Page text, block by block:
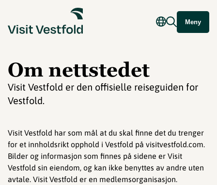
Meny
Om nettstedet
Visit Vestfold er den offisielle reiseguiden for
Vestfold.
Visit Vestfold har som mål at du skal finne det du trenger
for et innholdsrikt opphold i Vestfold på visitvestfold.com.
Bilder og informasjon som finnes på sidene er Visit
Vestfold sin eiendom, og kan ikke benyttes av andre uten
avtale. Visit Vestfold er en medlemsorganisasjon.